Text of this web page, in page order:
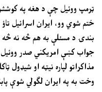
ټرمپ ووئيل چې د هغه په
ختم شوي وو، ايران اسرائيل
بندۍ د مسئلې به هم څه نه
جواب کښې امريکني صدر
مذاکراتو لپاره نيټه او شيډول
وخت به په ايران لګولي شوې